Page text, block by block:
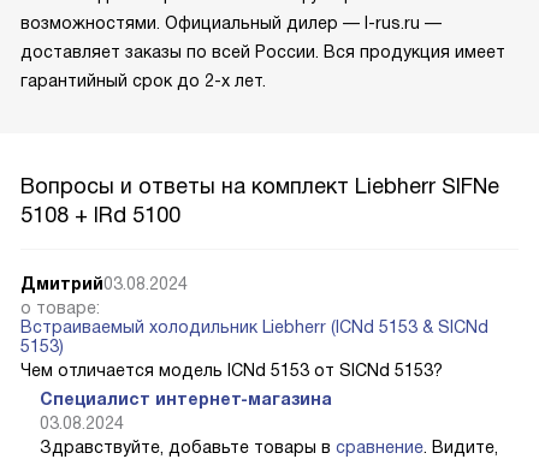
возможностями. Официальный дилер — l-rus.ru —
доставляет заказы по всей России. Вся продукция имеет
гарантийный срок до 2-х лет.
Вопросы и ответы на комплект Liebherr SIFNe
5108 + IRd 5100
Дмитрий03.08.2024
о товаре:
Встраиваемый холодильник Liebherr (ICNd 5153 & SICNd
5153)
Чем отличается модель ICNd 5153 от SICNd 5153?
Специалист интернет-магазина
03.08.2024
Здравствуйте, добавьте товары в сравнение. Видите,